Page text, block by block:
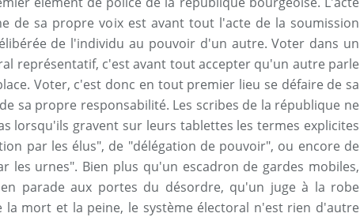
de sa propre voix est avant tout l'acte de la soumission
de l'individu au pouvoir d'un autre. Voter dans un
représentatif, c'est avant tout accepter qu'un autre parle
Voter, c'est donc en tout premier lieu se défaire de sa
sa propre responsabilité. Les scribes de la république ne
lorsqu'ils gravent sur leurs tablettes les termes explicites
par les élus", de "délégation de pouvoir", ou encore de
les urnes". Bien plus qu'un escadron de gardes mobiles,
parade aux portes du désordre, qu'un juge à la robe
la mort et la peine, le système électoral n'est rien d'autre